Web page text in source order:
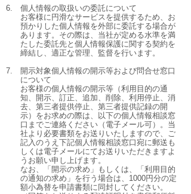
6.
個人情報の取扱いの委託について
お客様に円滑なサービスを提供するため、お
預かりした個人情報を外部に委託する場合が
あります。その際は、当社が定める水準を満
たした委託先と個人情報保護に関する契約を
締結し、適正な管理、監督を行います。
7.
開示対象個人情報の開示等および問合せ窓口
について
お客様の個人情報の開示等（利用目的の通
知、開示、訂正、追加、削除、利用停止、消
去、第三者提供停止、第三者提供記録の開
示）をお求めの際は、以下の個人情報相談窓
口までご連絡ください（電子メール可）。当
社より必要書類をお送りいたしますので、ご
記入のうえ下記個人情報相談窓口宛に郵送も
しくは電子メールにてお送りいただきますよ
うお願い申し上げます。
なお、「開示の求め」もしくは、「利用目的
の通知の求め」を行う場合は、1000円分の定
額小為替を申請書類に同封してください。